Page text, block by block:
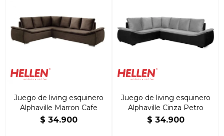
Juego de living esquinero
Alphaville Marron Cafe
$ 34.900
Juego de living esquinero
Alphaville Cinza Petro
$ 34.900